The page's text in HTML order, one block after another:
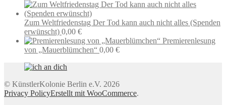
Zum Weltfriedenstag Der Tod kann auch nicht alles (Spenden
erwünscht) 0,00 €
Premierenlesung
von „Mauerblümchen“ 0,00 €
© KünstlerKolonie Berlin e.V. 2026
Privacy PolicyErstellt mit WooCommerce.